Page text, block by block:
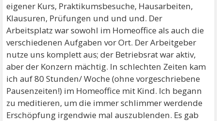
eigener Kurs, Praktikumsbesuche, Hausarbeiten,
Klausuren, Prüfungen und und und. Der
Arbeitsplatz war sowohl im Homeoffice als auch die
verschiedenen Aufgaben vor Ort. Der Arbeitgeber
nutze uns komplett aus; der Betriebsrat war aktiv,
aber der Konzern mächtig. In schlechten Zeiten kam
ich auf 80 Stunden/ Woche (ohne vorgeschriebene
Pausenzeiten!) im Homeoffice mit Kind. Ich begann
zu meditieren, um die immer schlimmer werdende
Erschöpfung irgendwie mal auszublenden. Es gab